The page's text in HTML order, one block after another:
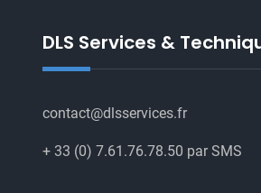
DLS Services &
contact@dlsservices.fr
+ 33 (0) 7.61.76.78.50 par SMS